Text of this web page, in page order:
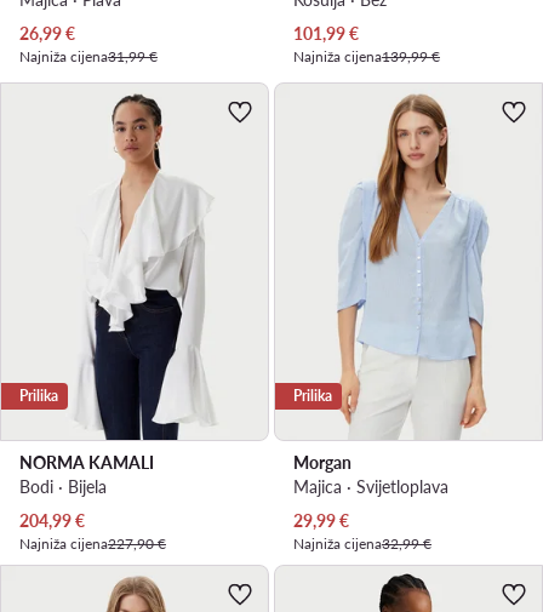
Trenutna cijena
26,99€
Najniža cijena31,99 €
Trenutna cijena
101,99€
Najniža cijena139,99 €
Prilika
NORMA KAMALI
Bodi · Bijela
Trenutna cijena
204,99€
Najniža cijena227,90 €
Prilika
Morgan
Majica · Svijetloplava
Trenutna cijena
29,99€
Najniža cijena32,99 €